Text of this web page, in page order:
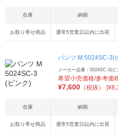
在庫 納期
お取り寄せ商品 通常5営業日以内に出荷
パンツ M 5024SC-3(
メーカー品番：5024SC-3(ピ
希望小売価格/参考価
¥7,600 （税抜）
在庫 納期
お取り寄せ商品 通常5営業日以内に出荷